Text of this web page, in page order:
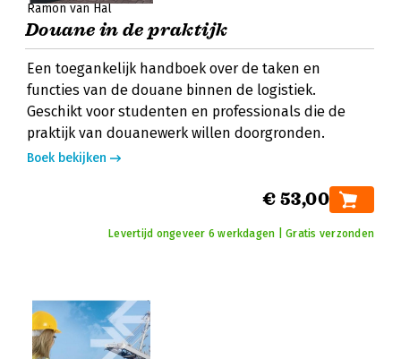
Ramon van Hal
Douane in de praktijk
Een toegankelijk handboek over de taken en
functies van de douane binnen de logistiek.
Geschikt voor studenten en professionals die de
praktijk van douanewerk willen doorgronden.
Boek bekijken
€ 53,00
Levertijd ongeveer 6 werkdagen | Gratis verzonden